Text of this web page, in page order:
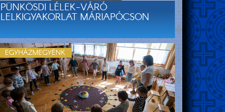
PÜNKÖSDI LÉLEK-VÁRÓ
LELKIGYAKORLAT MÁRIAPÓCSON
EGYHÁZMEGYÉNK